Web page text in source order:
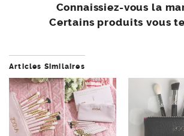
Connaissiez-vous la
Certains produits vous
Articles Similaires